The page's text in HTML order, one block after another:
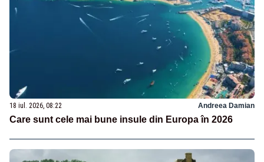
18 iul. 2026, 08:22 Andreea Damian
Care sunt cele mai bune insule din Europa în 2026